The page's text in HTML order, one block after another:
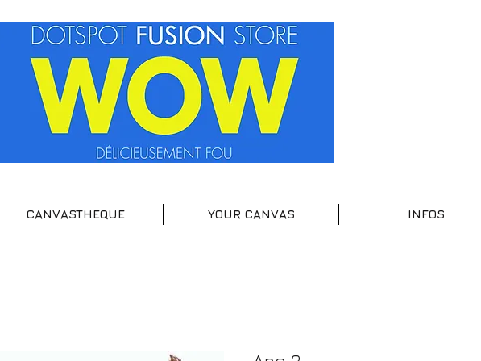
CANVASTHEQUE YOUR CANVAS INFOS